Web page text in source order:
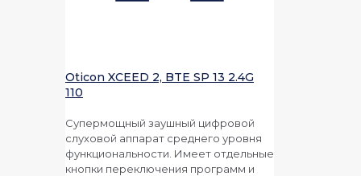
Oticon XCEED 2, BTE SP 13 2.4G
110
Супермощный заушный цифровой
слуховой аппарат среднего уровня
функциональности. Имеет отдельные
кнопки переключения программ и